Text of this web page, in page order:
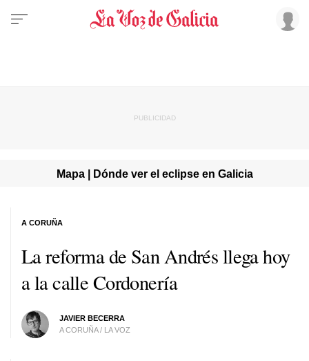
Mapa | Dónde ver el eclipse en Galicia
La reforma de San Andrés llega hoy
a la calle Cordonería
JAVIER BECERRA
A CORUÑA / LA VOZ
A CORUÑA